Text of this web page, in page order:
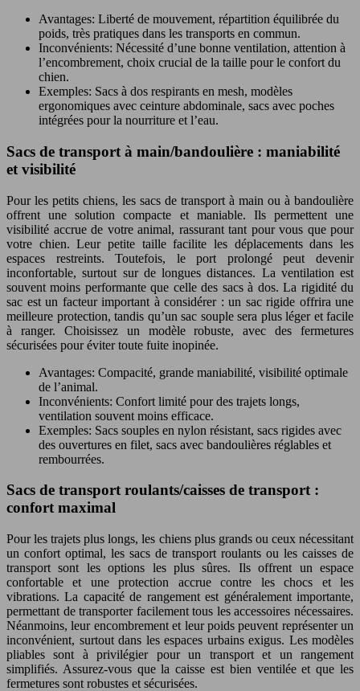
Avantages: Liberté de mouvement, répartition équilibrée du
poids, très pratiques dans les transports en commun.
Inconvénients: Nécessité d’une bonne ventilation, attention à
l’encombrement, choix crucial de la taille pour le confort du
chien.
Exemples: Sacs à dos respirants en mesh, modèles
ergonomiques avec ceinture abdominale, sacs avec poches
intégrées pour la nourriture et l’eau.
Sacs de transport à main/bandoulière : maniabilité
et visibilité
Pour les petits chiens, les sacs de transport à main ou à bandoulière
offrent une solution compacte et maniable. Ils permettent une
visibilité accrue de votre animal, rassurant tant pour vous que pour
votre chien. Leur petite taille facilite les déplacements dans les
espaces restreints. Toutefois, le port prolongé peut devenir
inconfortable, surtout sur de longues distances. La ventilation est
souvent moins performante que celle des sacs à dos. La rigidité du
sac est un facteur important à considérer : un sac rigide offrira une
meilleure protection, tandis qu’un sac souple sera plus léger et facile
à ranger. Choisissez un modèle robuste, avec des fermetures
sécurisées pour éviter toute fuite inopinée.
Avantages: Compacité, grande maniabilité, visibilité optimale
de l’animal.
Inconvénients: Confort limité pour des trajets longs,
ventilation souvent moins efficace.
Exemples: Sacs souples en nylon résistant, sacs rigides avec
des ouvertures en filet, sacs avec bandoulières réglables et
rembourrées.
Sacs de transport roulants/caisses de transport :
confort maximal
Pour les trajets plus longs, les chiens plus grands ou ceux nécessitant
un confort optimal, les sacs de transport roulants ou les caisses de
transport sont les options les plus sûres. Ils offrent un espace
confortable et une protection accrue contre les chocs et les
vibrations. La capacité de rangement est généralement importante,
permettant de transporter facilement tous les accessoires nécessaires.
Néanmoins, leur encombrement et leur poids peuvent représenter un
inconvénient, surtout dans les espaces urbains exigus. Les modèles
pliables sont à privilégier pour un transport et un rangement
simplifiés. Assurez-vous que la caisse est bien ventilée et que les
fermetures sont robustes et sécurisées.